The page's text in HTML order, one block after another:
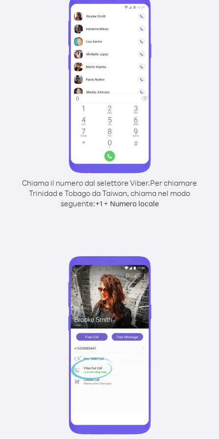
Chiama il numero dal selettore Viber.Per chiamare
Trinidad e Tobago da Taiwan, chiama nel modo
seguente:+1+ Numero locale